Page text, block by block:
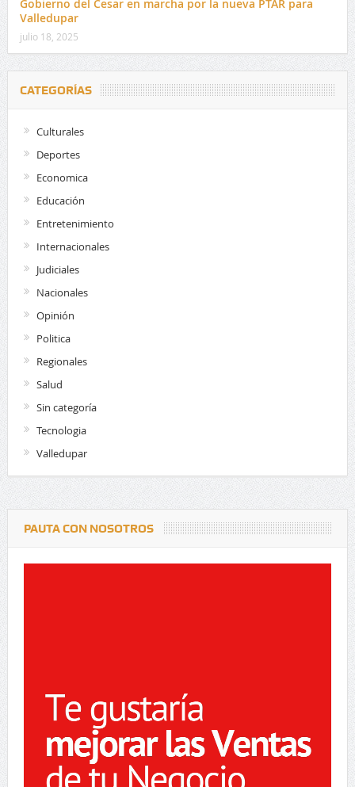
Gobierno del Cesar en marcha por la nueva PTAR para
Valledupar
julio 18, 2025
CATEGORÍAS
Culturales
Deportes
Economica
Educación
Entretenimiento
Internacionales
Judiciales
Nacionales
Opinión
Politica
Regionales
Salud
Sin categoría
Tecnologia
Valledupar
PAUTA CON NOSOTROS